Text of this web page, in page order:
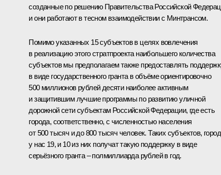
созданные по решению Правительства Российской
и они работают в тесном взаимодействии с Минтрансом.
Помимо указанных 15 субъектов в целях вовлечения
в реализацию этого стратпроекта наибольшего количества
субъектов мы предполагаем также предоставлять
в виде государственного гранта в объёме ориентировочно
500 миллионов рублей десяти наиболее активным
и защитившим лучшие программы по развитию уличной
дорожной сети субъектам Российской Федерации, где есть
города, соответственно, с численностью населения
от 500 тысяч и до 800 тысяч человек. Таких субъектов,
у нас 19, и 10 из них получат такую поддержку в виде
серьёзного гранта – полмиллиарда рублей в год.